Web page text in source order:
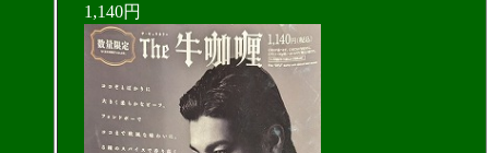
1,140円